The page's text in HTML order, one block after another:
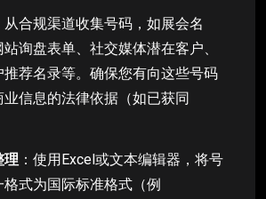
从合规渠道收集号码，如展会名
站询盘表单、社交媒体潜在客户、
推荐名录等。确保您有向这些号码
业信息的法律依据（如已获同
理 ：使用Excel或文本编辑器，将号
格式为国际标准格式（例